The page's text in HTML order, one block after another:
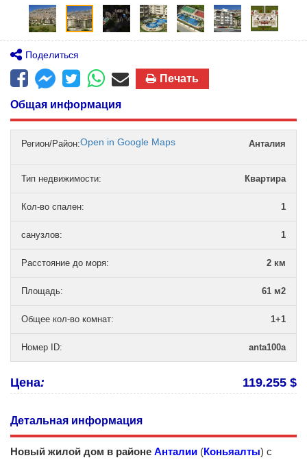
Поделиться
Печать
Общая информация
Регион/Район: Анталия
Open in Google Maps
Тип недвижимости: Квартира
Кол-во спален: 1
санузлов: 1
Расстояние до моря: 2 км
Площадь: 61 м2
Общее кол-во комнат: 1+1
Номер ID: anta100a
Цена: 119.255 $
Детальная информация
Новый жилой дом в районе Анталии (Коньяалты) с